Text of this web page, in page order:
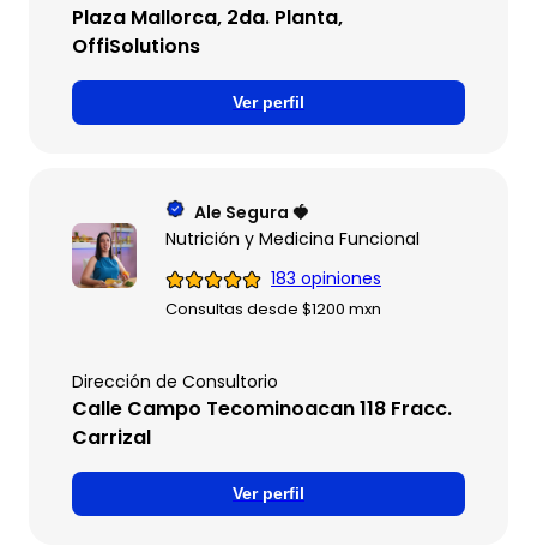
Plaza Mallorca, 2da. Planta,
OffiSolutions
Ver perfil
Ale Segura 🍓
Nutrición y Medicina Funcional
183 opiniones
Consultas desde $1200 mxn
Dirección de Consultorio
Calle Campo Tecominoacan 118 Fracc.
Carrizal
Ver perfil